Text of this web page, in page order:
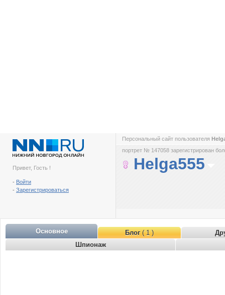
Привет, Гость !
- Войти
- Зарегистрироваться
Персональный сайт пользователя
портрет № 147058 зарегистрирован
Helga555
Основное Блог( 1 )
Шпионаж